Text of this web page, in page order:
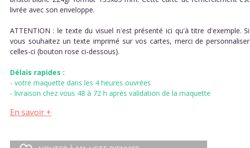
livrée avec son enveloppe.
ATTENTION : le texte du visuel n'est présenté ici qu'à titre d'exemple. Si
vous souhaitez un texte imprimé sur vos cartes, merci de personnaliser
celles-ci (bouton rose ci-dessous).
Délais rapides :
- votre maquette dans les 4 heures ouvrées
- livraison chez vous 48 à 72 h après validation de la maquette
En savoir +